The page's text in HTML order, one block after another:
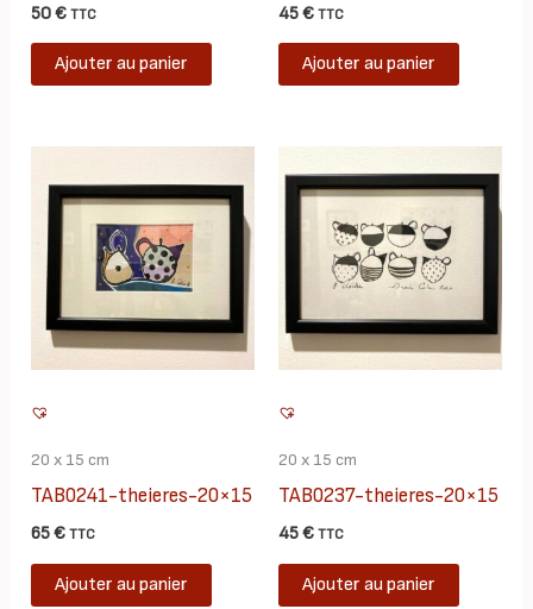
50€ TTC
Ajouter au panier
45€ TTC
Ajouter au panier
20 x 15 cm
TAB0241-theieres-20×15
65€ TTC
Ajouter au panier
20 x 15 cm
TAB0237-theieres-20×15
45€ TTC
Ajouter au panier